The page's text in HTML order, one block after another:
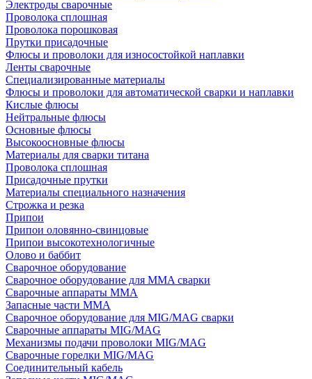
Электроды сварочные
Проволока сплошная
Проволока порошковая
Прутки присадочные
Флюсы и проволоки для износостойкой наплавки
Ленты сварочные
Специализированные материалы
Флюсы и проволоки для автоматической сварки и наплавки
Кислые флюсы
Нейтральные флюсы
Основные флюсы
Высокоосновные флюсы
Материалы для сварки титана
Проволока сплошная
Присадочные прутки
Материалы специального назначения
Строжка и резка
Припои
Припои оловянно-свинцовые
Припои высокотехнологичные
Олово и баббит
Сварочное оборудование
Сварочное оборудование для MMA сварки
Сварочные аппараты MMA
Запасные части MMA
Сварочное оборудование для MIG/MAG сварки
Сварочные аппараты MIG/MAG
Механизмы подачи проволоки MIG/MAG
Сварочные горелки MIG/MAG
Соединительный кабель